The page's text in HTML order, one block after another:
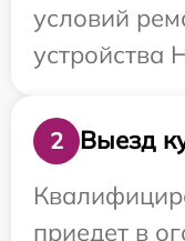
условий
устройства
2
Выезд
приедет в